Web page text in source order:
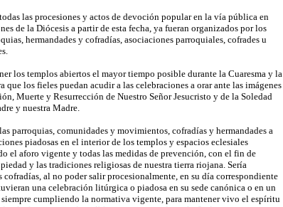
las procesiones y actos de devoción popular en la vía pública en
de la Diócesis a partir de esta fecha, ya fueran organizados por los
hermandades y cofradías, asociaciones parroquiales, cofrades u
los templos abiertos el mayor tiempo posible durante la Cuaresma y la
que los fieles puedan acudir a las celebraciones a orar ante las imágenes
Muerte y Resurrección de Nuestro Señor Jesucristo y de la Soledad
y nuestra Madre.
parroquias, comunidades y movimientos, cofradías y hermandades a
piadosas en el interior de los templos y espacios eclesiales
el aforo vigente y todas las medidas de prevención, con el fin de
y las tradiciones religiosas de nuestra tierra riojana. Sería
cofradías, al no poder salir procesionalmente, en su día correspondiente
una celebración litúrgica o piadosa en su sede canónica o en un
cumpliendo la normativa vigente, para mantener vivo el espíritu